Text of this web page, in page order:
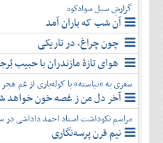
گزارشِ سیل سوادکوه
آن شب که باران آمد
چون چراغ، در تاریکی
هوای تازۀ مازندران با حبیب
سفری به «نیاسته» با کوله‌باری از غم هجر
آخر دل من ز غصه خون خواهد
مراسم نکوداشت استاد احمد داداشی در
نیم قرن پرسه‌نگاری